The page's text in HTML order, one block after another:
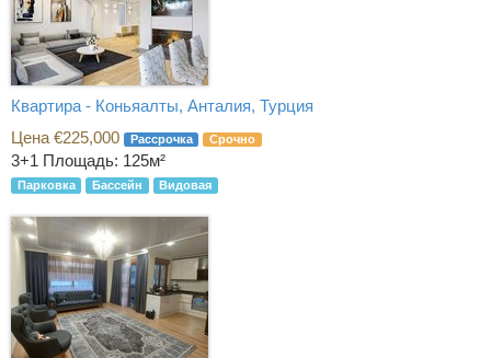
Квартира - Коньяалты, Анталия, Турция
Цена €225,000
Рассрочка Срочно
3+1 Площадь: 125м²
Парковка Бассейн Видовая